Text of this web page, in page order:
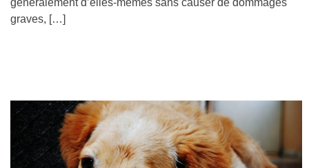
généralement d’elles-mêmes sans causer de dommages
graves, […]